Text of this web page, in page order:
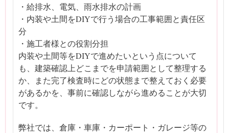
・給排水、電気、雨水排水の計画
・内装や土間をDIYで行う場合の工事範囲と責任区
分
・施工者様との役割分担
内装や土間等をDIYで進めたいという点について
も、建築確認上どこまでを申請範囲として整理する
か、また完了検査時にどの状態まで整えておく必要
があるかを、事前に確認しながら進めることが大切
です。
弊社では、倉庫・車庫・カーポート・ガレージ等の